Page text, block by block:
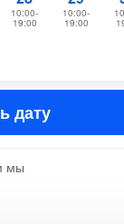
10:00-
19:00
10:00-
19:00
дату
мы